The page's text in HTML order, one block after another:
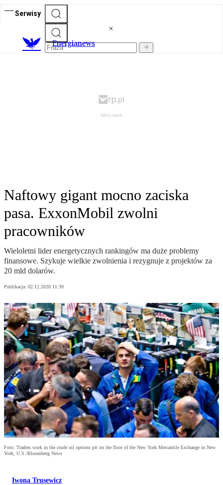
Serwisy
Energianews
Naftowy gigant mocno zaciska
pasa. ExxonMobil zwolni
pracowników
Wieloletni lider energetycznych rankingów ma duże problemy
finansowe. Szykuje wielkie zwolnienia i rezygnuje z projektów za
20 mld dolarów.
Publikacja: 02.12.2020 11:39
Foto: Traders work in the crude oil options pit on the floor of the New York Mercantile Exchange in New
York, U.S./Bloomberg News
Iwona Trusewicz